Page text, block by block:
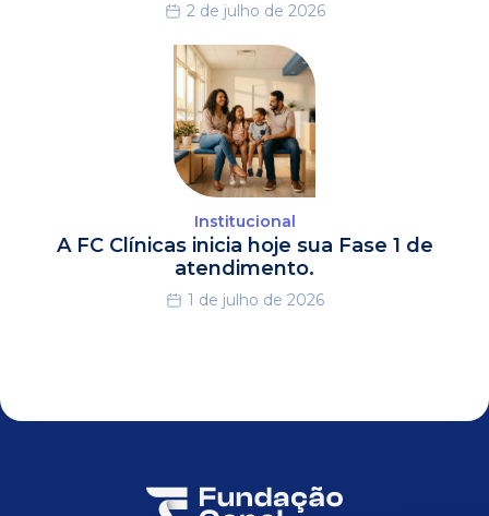
2 de julho de 2026
Institucional
A FC Clínicas inicia hoje sua Fase 1 de
atendimento.
1 de julho de 2026